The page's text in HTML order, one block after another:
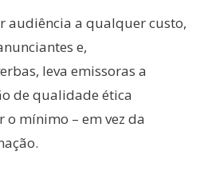
audiência a qualquer custo,
e,
leva emissoras a
de qualidade ética
mínimo – em vez da